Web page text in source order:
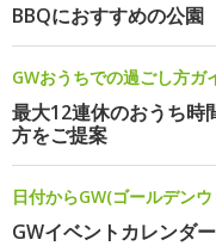
BBQにおすすめの公園
GWおうちでの過ごし方ガ
最大12連休のおうち時
方をご提案
日付からGW(ゴールデン
GWイベントカレンダー